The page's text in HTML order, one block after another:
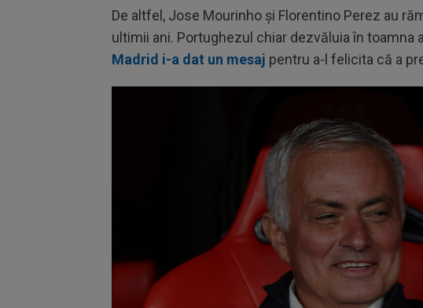
De altfel, Jose Mourinho și Florentino Perez au
ultimii ani. Portughezul chiar dezvăluia în toamna
Madrid i-a dat un mesaj pentru a-l felicita că a